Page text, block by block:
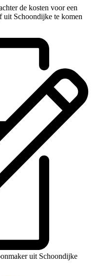
de kosten voor een
uit Schoondijke te komen
uit Schoondijke